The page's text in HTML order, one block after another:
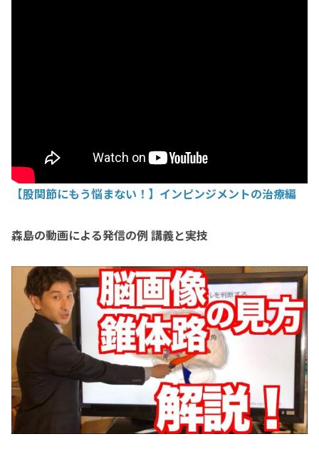
【股関節にもう悩まない！】インピンジメントの治療編
森島の動画による発信の例 講義と実技